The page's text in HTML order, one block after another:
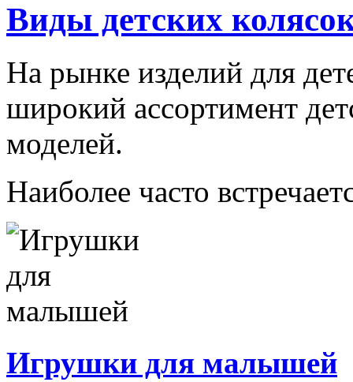
Виды детских
На рынке изделий для
широкий ассортимент
моделей.
Наиболее часто
Игрушки для малышей